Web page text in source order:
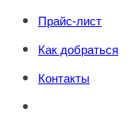
сайту
Прайс-лист
Как добраться
Контакты